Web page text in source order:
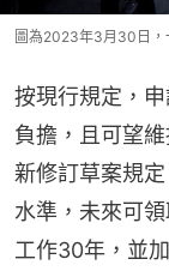
圖為2023年3月30日，
按現行規定，
負擔，且可望
新修訂草案規
水準，未來可
工作30年，並